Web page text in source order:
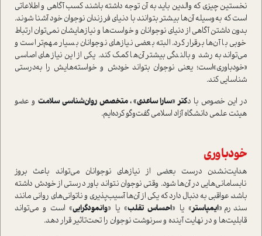
نخستين چيزي كه والدين بايد به آن توجه داشته باشند كسب آگاهي و اطلاعاتي
است كه به‌وسيله آن‌ها بيشتر بتوانند با دنياي فرزندان نوجوان خود آشنا شوند.
بدون داشتن آگاهي از دنياي نوجوانان و خواست‌ها و نيازهايشان نمي‌توان ارتباط
خوبي با آن‌ها برقرار كرد. البته بعضی نيازهاي نوجوانان بسيار مهم‌تر است و
مي‌تواند به رشد و بالندگي بيشتر آن‌ها كمك كند. يكي از این نیازهای اصاسی
«خودباوري»است؛ یعنی نوجوان بتواند خودش و خواسته‌هايش را به‌درستي
شناسايي كند.
در اين خصوص با دکتر «سارا ساعدی» ، متخصص روان‌شناسی سلامت و عضو
هیئت علمی دانشگاه آزاد اسلامی گفت‌وگو كرده‌ايم.
خود‌باوري
هدايت‌نشدن درست بعضي از نيازهاي نوجوانان مي‌تواند باعث بروز
نابساماني‌هايي در آن‌ها شود. وقتي نوجوان نتواند باور درستي از خودش داشته
باشد، عواقبي به دنبال دارد كه يكي از آن‌ها آسیب‌پذیری و ناتوانی‌های روانی مانند
سندرم «ایمپاستر» یا «احساس تقلب» یا «وانمودگرایی» است و می‌تواند
قابلیت‌ها و در نهایت آینده و سرنوشت نوجوان را تحت‌تاثیر قرار دهد.